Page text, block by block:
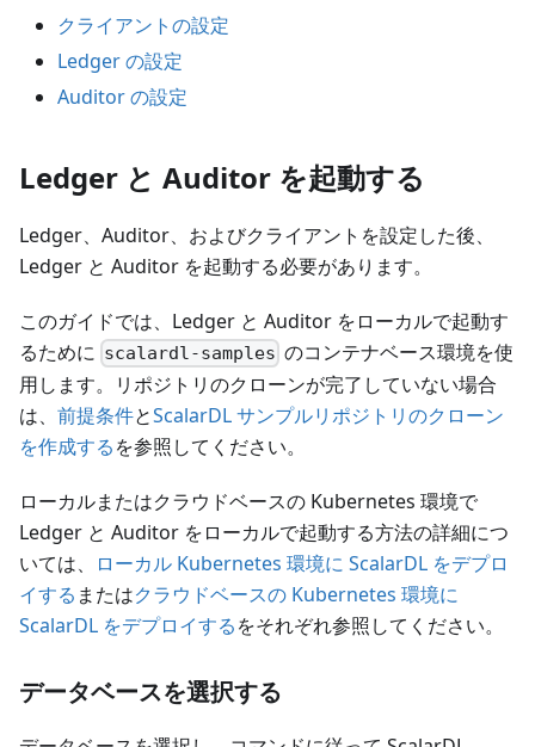
クライアントの設定
Ledger の設定
Auditor の設定
Ledger と Auditor を起動する
Ledger、Auditor、およびクライアントを設定した後、
Ledger と Auditor を起動する必要があります。
このガイドでは、Ledger と Auditor をローカルで起動す
るために scalardl-samples のコンテナベース環境を使
用します。リポジトリのクローンが完了していない場合
は、 前提条件とScalarDL サンプルリポジトリのクローン
を作成するを参照してください。
ローカルまたはクラウドベースの Kubernetes 環境で
Ledger と Auditor をローカルで起動する方法の詳細につ
いては、
ローカル Kubernetes 環境に ScalarDL をデプロ
イする またはクラウドベースの Kubernetes 環境に
ScalarDL をデプロイするをそれぞれ参照してください。
データベースを選択する